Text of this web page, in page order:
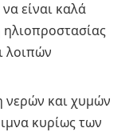
είναι καλά
ηλιοπροστασίας
λοιπών
νερών και χυμών
κυρίως των